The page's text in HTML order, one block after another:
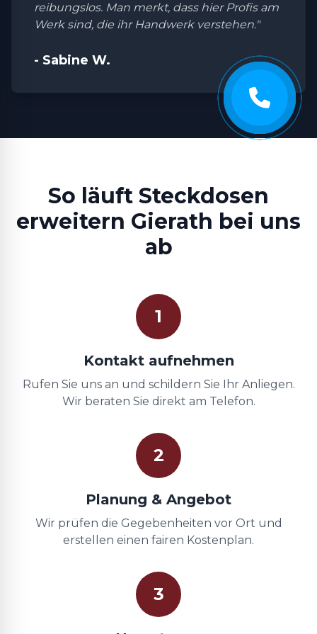
reibungslos. Man merkt, dass hier Profis am
Werk sind, die ihr Handwerk verstehen."
- Sabine W.
So läuft Steckdosen
erweitern Gierath bei uns
ab
1
Kontakt aufnehmen
Rufen Sie uns an und schildern Sie Ihr Anliegen.
Wir beraten Sie direkt am Telefon.
2
Planung & Angebot
Wir prüfen die Gegebenheiten vor Ort und
erstellen einen fairen Kostenplan.
3